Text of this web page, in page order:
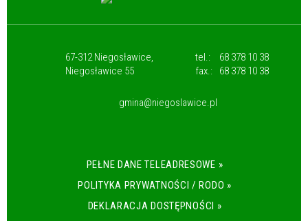
67-312 Niegosławice,
Niegosławice 55
tel.:
68 378 10 38
fax.:
68 378 10 38
gmina@niegoslawice.pl
PEŁNE DANE TELEADRESOWE »
POLITYKA PRYWATNOŚCI / RODO »
DEKLARACJA DOSTĘPNOŚCI »